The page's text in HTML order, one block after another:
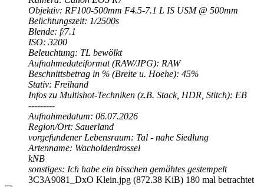
Objektiv: RF100-500mm F4.5-7.1 L IS USM @ 500mm
Belichtungszeit: 1/2500s
Blende: f/7.1
ISO: 3200
Beleuchtung: TL bewölkt
Aufnahmedateiformat (RAW/JPG): RAW
Beschnittsbetrag in % (Breite u. Hoehe): 45%
Stativ: Freihand
Infos zu Multishot-Techniken (z.B. Stack, HDR, Stitch): EB
---------
Aufnahmedatum: 06.07.2026
Region/Ort: Sauerland
vorgefundener Lebensraum: Tal - nahe Siedlung
Artenname: Wacholderdrossel
kNB
sonstiges: Ich habe ein bisschen gemähtes gestempelt
3C3A9081_DxO Klein.jpg (872.38 KiB) 180 mal betrachtet